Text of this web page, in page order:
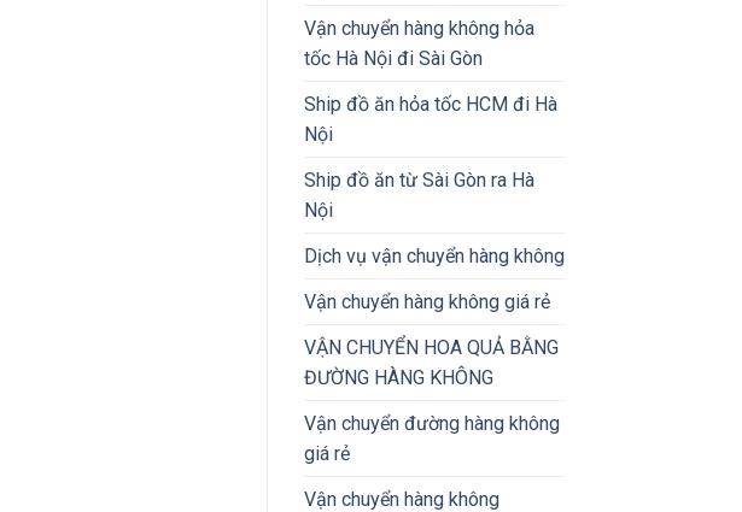
Vận chuyển hàng không hỏa
tốc Hà Nội đi Sài Gòn
Ship đồ ăn hỏa tốc HCM đi Hà
Nội
Ship đồ ăn từ Sài Gòn ra Hà
Nội
Dịch vụ vận chuyển hàng không
Vận chuyển hàng không giá rẻ
VẬN CHUYỂN HOA QUẢ BẰNG
ĐƯỜNG HÀNG KHÔNG
Vận chuyển đường hàng không
giá rẻ
Vận chuyển hàng không